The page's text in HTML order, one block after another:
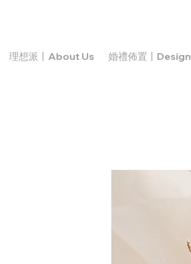
理想派丨About Us 婚禮佈置丨Design